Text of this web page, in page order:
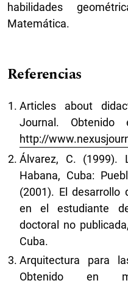
habilidades
Matemática.
Referencias
Articles about
Journal.
http://
Álvarez, C.
Habana, Cuba:
(2001). El desarrollo
en el estudiante
doctoral no
Cuba.
Arquitectura para
Obtenido en